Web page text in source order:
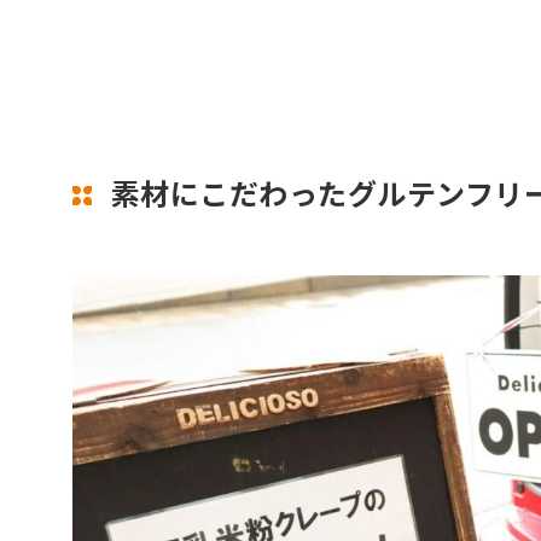
素材にこだわったグルテンフリ